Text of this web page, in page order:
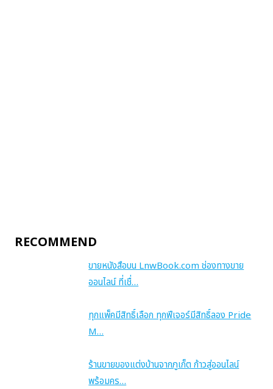
RECOMMEND
ขายหนังสือบน LnwBook.com ช่องทางขาย
ออนไลน์ ที่เชื่…
ทุกแพ็คมีสิทธิ์เลือก ทุกฟีเจอร์มีสิทธิ์ลอง Pride
M…
ร้านขายของแต่งบ้านจากภูเก็ต ก้าวสู่ออนไลน์
พร้อมคร…